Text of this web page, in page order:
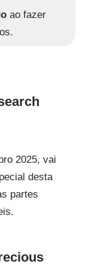
ao fazer
2025, vai
desta
partes